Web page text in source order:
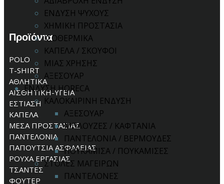
ΕΝΔΥΣΗ ΨΥΧΟΥΣ
ΧΗΜΙΚΗ ΠΡΟΣΤΑΣΙΑ
ΙΣΟΘΕΡΜΙΚΑ
ΚΑΠΕΛΑ / ΣΚΟΥΦΟΙ
ΜΙΑΣ ΧΡΗΣΗΣ
ΑΞΕΣΟΥΑΡ
ΕΝΔΥΣΗ HORECA
ΚΑΛΟΚΑΙΡΙΝΗ ΕΝΔΥΣΗ
ΑΞΕΣΟΥΑΡ
ΜΠΛΟΥΖΕΣ / ΚΑΦΤΑΝΙΑ
ΠΑΝΤΕΛΟΝΙΑ / ΒΕΡΜΟΥΔΕΣ
ΠΟΥΚΑΜΙΣΑ / ΠΟΥΚΑΜΙΣΕΣ
ΣΤΟΛΕΣ ΜΑΓΕΙΡΩΝ
ΠΑΝΤΕΛΟΝΕΣ
Προϊόντα
POLO
T-SHIRT
ΑΘΛΗΤΙΚΑ
ΑΙΣΘΗΤΙΚΗ-ΥΓΕΙΑ
ΕΣΤΙΑΣΗ
ΚΑΠΕΛΑ
ΜΕΣΑ ΠΡΟΣΤΑΣΙΑΣ
ΠΑΝΤΕΛΟΝΙΑ
ΠΑΠΟΥΤΣΙΑ ΑΣΦΑΛΕΙΑΣ
ΡΟΥΧΑ ΕΡΓΑΣΙΑΣ
ΤΣΑΝΤΕΣ
ΦΟΥΤΕΡ